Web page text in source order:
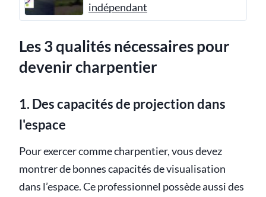
indépendant
Les 3 qualités nécessaires pour
devenir charpentier
1. Des capacités de projection dans
l'espace
Pour exercer comme charpentier, vous devez
montrer de bonnes capacités de visualisation
dans l’espace. Ce professionnel possède aussi des